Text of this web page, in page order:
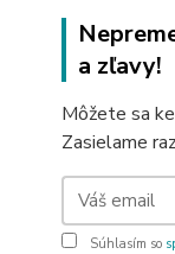
a zľavy!
Môžete sa
Zasielame
Súhlasím so